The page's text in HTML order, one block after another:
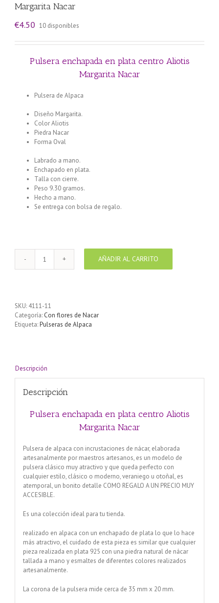
Margarita Nacar
€4.50 10 disponibles
Pulsera enchapada en plata centro Aliotis
Margarita Nacar
Pulsera de Alpaca
Diseño Margarita.
Color Aliotis
Piedra Nacar
Forma Oval
Labrado a mano.
Enchapado en plata.
Talla con cierre.
Peso 9.30 gramos.
Hecho a mano.
Se entrega con bolsa de regalo.
Pulsera
enchapada
Aliotis
Margarita
Nacar
AÑADIR AL CARRITO
SKU: 4111-11
Categoría: Con flores de Nacar
Etiqueta:Pulseras de Alpaca
Descripción
Descripción
Pulsera enchapada en plata centro Aliotis
Margarita Nacar
Pulsera de alpaca con incrustaciones de nácar, elaborada
artesanalmente por maestros artesanos, es un modelo de
pulsera clásico muy atractivo y que queda perfecto con
cualquier estilo, clásico o moderno, veraniego u otoñal, es
atemporal, un bonito detalle COMO REGALO A UN PRECIO MUY
ACCESIBLE.
Es una colección ideal para tu tienda.
realizado en alpaca con un enchapado de plata lo que lo hace
más atractivo, el cuidado de esta pieza es similar que cualquier
pieza realizada en plata 925 con una piedra natural de nácar
tallada a mano y esmaltes de diferentes colores realizados
artesanalmente.
La corona de la pulsera mide cerca de 35 mm x 20 mm.